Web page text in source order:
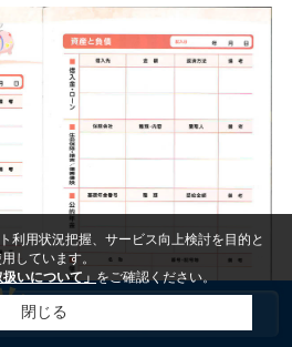
利用状況把握、サービス向上検討を目的と
しています。
いについて」をご確認ください。
閉じる